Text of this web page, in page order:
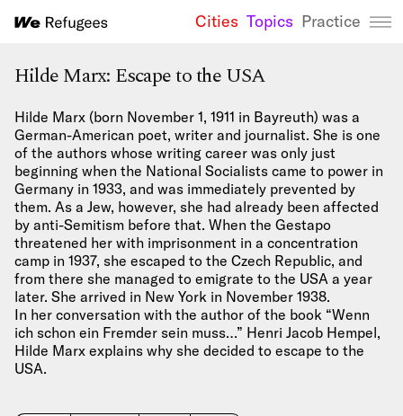
We
Cities Topics Practice
Hilde Marx: Escape to the USA
Hilde Marx (born November 1, 1911 in Bayreuth) was a
German-American poet, writer and journalist. She is one
of the authors whose writing career was only just
beginning when the National Socialists came to power in
Germany in 1933, and was immediately prevented by
them. As a Jew, however, she had already been affected
by anti-Semitism before that. When the Gestapo
threatened her with imprisonment in a concentration
camp in 1937, she escaped to the Czech Republic, and
from there she managed to emigrate to the USA a year
later. She arrived in New York in November 1938.
In her conversation with the author of the book “Wenn
ich schon ein Fremder sein muss…” Henri Jacob Hempel,
Hilde Marx explains why she decided to escape to the
USA.